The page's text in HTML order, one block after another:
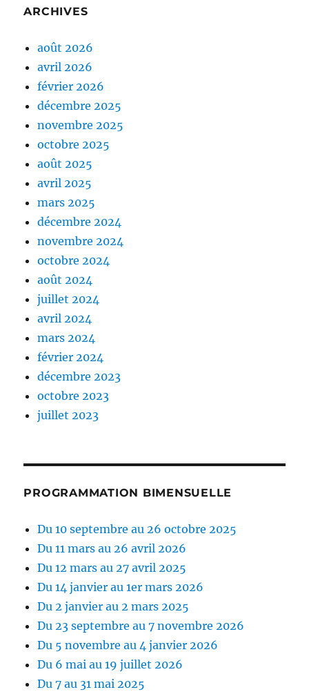
ARCHIVES
août 2026
avril 2026
février 2026
décembre 2025
novembre 2025
octobre 2025
août 2025
avril 2025
mars 2025
décembre 2024
novembre 2024
octobre 2024
août 2024
juillet 2024
avril 2024
mars 2024
février 2024
décembre 2023
octobre 2023
juillet 2023
PROGRAMMATION BIMENSUELLE
Du 10 septembre au 26 octobre 2025
Du 11 mars au 26 avril 2026
Du 12 mars au 27 avril 2025
Du 14 janvier au 1er mars 2026
Du 2 janvier au 2 mars 2025
Du 23 septembre au 7 novembre 2026
Du 5 novembre au 4 janvier 2026
Du 6 mai au 19 juillet 2026
Du 7 au 31 mai 2025